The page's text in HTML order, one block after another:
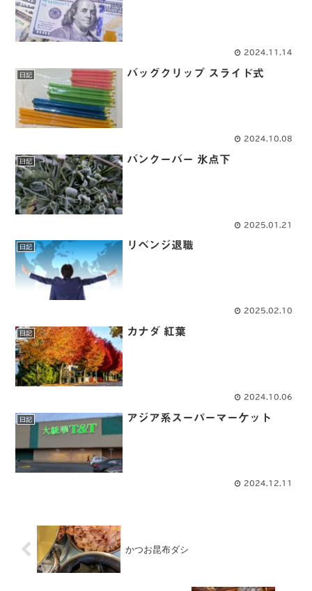
2024.11.14
日記 バッグクリップ スライド式
2024.10.08
日記 バンクーバー 氷点下
2025.01.21
日記 リベンジ退職
2025.02.10
日記 カナダ 紅葉
2024.10.06
日記 アジア系スーパーマーケット
2024.12.11
かつお昆布ダシ